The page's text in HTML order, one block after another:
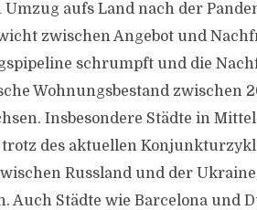
Umzug aufs Land nach der
zwischen Angebot und
schrumpft und die
Wohnungsbestand zwischen
Insbesondere Städte in
des aktuellen
Russland und der
Auch Städte wie Barcelona und